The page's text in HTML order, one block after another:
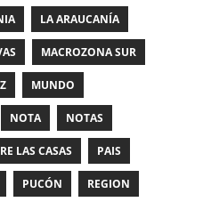
LA ARAUCANÍA
MACROZONA SUR
MUNDO
NOTA NOTAS
LAS CASAS PAIS
PUCÓN REGION